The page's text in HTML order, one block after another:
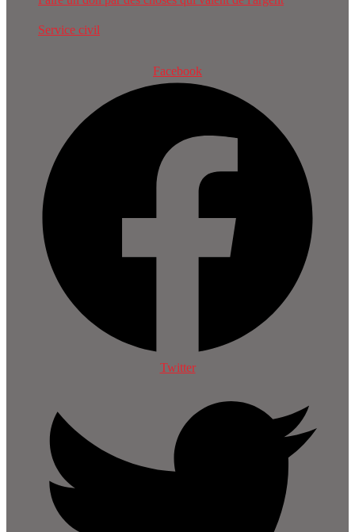
Service civil
Facebook
Twitter